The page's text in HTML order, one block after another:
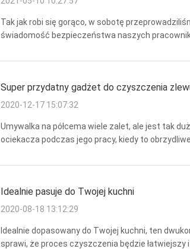
Tak jak robi się gorąco, w sobotę
świadomość bezpieczeństwa naszych
Super przydatny gadżet do czyszczenia
2020-12-17 15:07:32
Umywalka na półcema wiele zalet, ale jest tak
ociekacza podczas jego pracy, kiedy to
Idealnie pasuje do Twojej kuchni
2020-08-18 13:12:29
Idealnie dopasowany do Twojej kuchni, ten
sprawi, że proces czyszczenia będzie łatwiejszy